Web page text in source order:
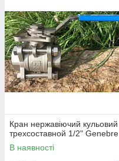
Кран нержавіючий кульовий
трехсоставной 1/2" Genebre
В наявності